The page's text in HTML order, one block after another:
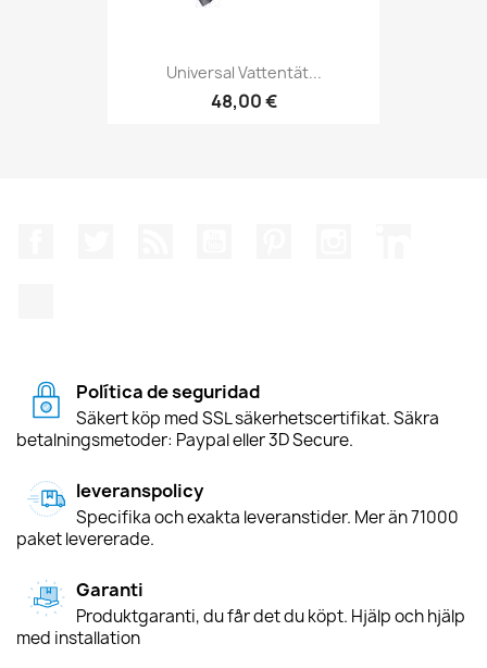
Universal Vattentät...
48,00 €
Política de seguridad
Säkert köp med SSL säkerhetscertifikat. Säkra
betalningsmetoder: Paypal eller 3D Secure.
leveranspolicy
Specifika och exakta leveranstider. Mer än 71000
paket levererade.
Garanti
Produktgaranti, du får det du köpt. Hjälp och hjälp
med installation